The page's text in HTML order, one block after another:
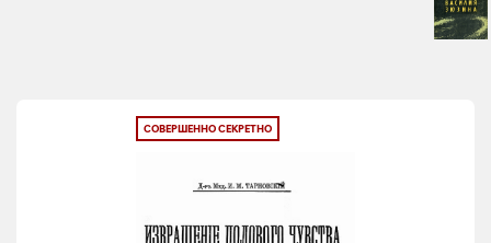
СОВЕРШЕННО СЕКРЕТНО